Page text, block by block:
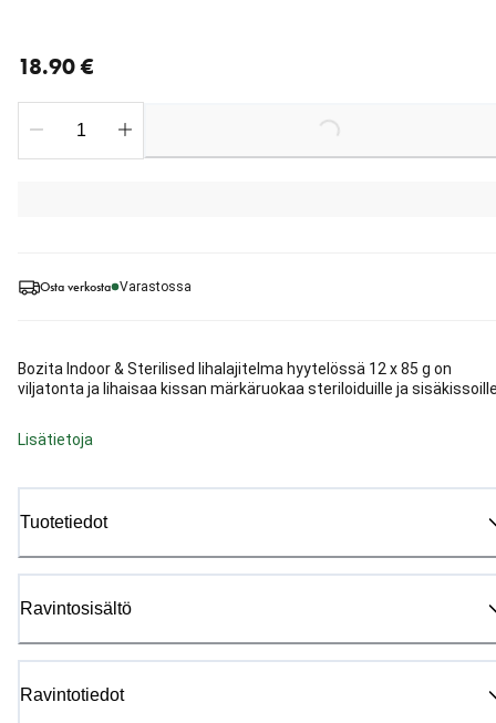
Osta verkosta Varastossa
Bozita Indoor & Sterilised lihalajitelma hyytelössä 12 x 85 g on
viljatonta ja lihaisaa kissan märkäruokaa steriloiduille ja
Lisätietoja
Tuotetiedot
Ravintosisältö
Ravintotiedot
18.90 €
Loading...